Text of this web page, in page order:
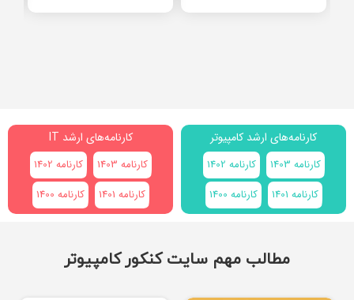
کارنامه‌های ارشد کامپیوتر
کارنامه‌ 1403
کارنامه 1402
کارنامه 1401
کارنامه 1400
کارنامه‌های ارشد IT
کارنامه 1403
کارنامه 1402
کارنامه 1401
کارنامه 1400
مطالب مهم سایت کنکور کامپیوتر